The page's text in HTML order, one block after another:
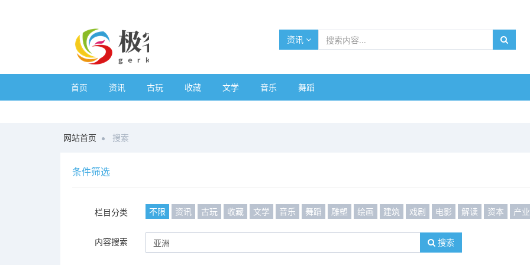
资讯
首页 资讯 古玩 收藏 文学 音乐 舞蹈
网站首页 搜索
条件筛选
栏目分类 不限 资讯 古玩 收藏 文学 音乐 舞蹈 雕塑 绘画 建筑 戏剧 电影 解读 资本 产业
内容搜索 搜索